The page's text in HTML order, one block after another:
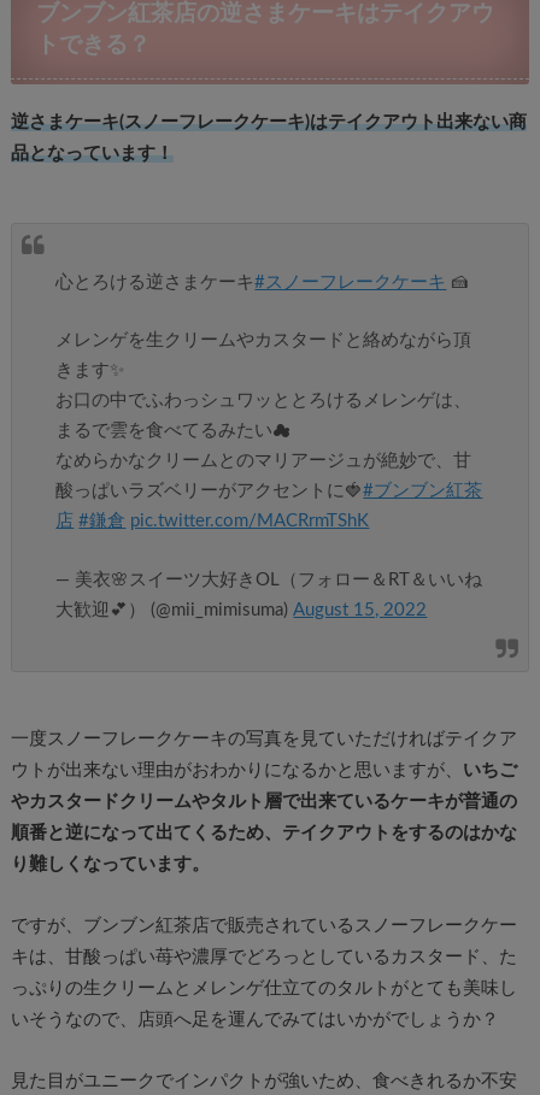
ブンブン紅茶店の逆さまケーキはテイクアウ
トできる？
逆さまケーキ(スノーフレークケーキ)はテイクアウト出来ない商
品となっています！
心とろける逆さまケーキ#スノーフレークケーキ 🍰
メレンゲを生クリームやカスタードと絡めながら頂
きます✨
お口の中でふわっシュワッととろけるメレンゲは、
まるで雲を食べてるみたい☁
なめらかなクリームとのマリアージュが絶妙で、甘
酸っぱいラズベリーがアクセントに🍓#ブンブン紅茶
店 #鎌倉 pic.twitter.com/MACRrmTShK
— 美衣🌸スイーツ大好きOL（フォロー＆RT＆いいね
大歓迎💕） (@mii_mimisuma)August 15, 2022
一度スノーフレークケーキの写真を見ていただければテイクア
ウトが出来ない理由がおわかりになるかと思いますが、 いちご
やカスタードクリームやタルト層で出来ているケーキが普通の
順番と逆になって出てくるため、テイクアウトをするのはかな
り難しくなっています。
ですが、ブンブン紅茶店で販売されているスノーフレークケー
キは、甘酸っぱい苺や濃厚でどろっとしているカスタード、た
っぷりの生クリームとメレンゲ仕立てのタルトがとても美味し
いそうなので、店頭へ足を運んでみてはいかがでしょうか？
見た目がユニークでインパクトが強いため、食べきれるか不安